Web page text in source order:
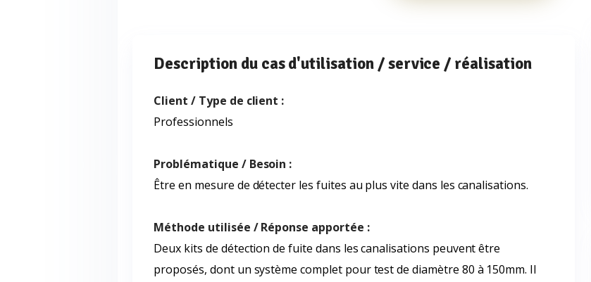
Description du cas d'utilisation / service / réalisation
Client / Type de client :
Professionnels
Problématique / Besoin :
Être en mesure de détecter les fuites au plus vite dans les canalisations.
Méthode utilisée / Réponse apportée :
Deux kits de détection de fuite dans les canalisations peuvent être
proposés, dont un système complet pour test de diamètre 80 à 150mm. Il